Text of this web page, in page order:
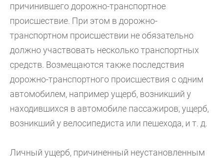
причинившего дорожно-транспортное
происшествие. При этом в дорожно-
транспортном происшествии не обязательно
должно участвовать несколько транспортных
средств. Возмещаются также последствия
дорожно-транспортного происшествия с одним
автомобилем, например ущерб, возникший у
находившихся в автомобиле пассажиров, ущерб,
возникший у велосипедиста или пешехода, и т. д.
Личный ущерб, причиненный неустановленным